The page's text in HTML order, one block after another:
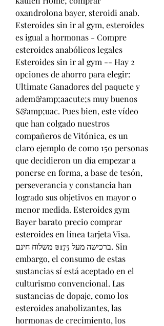
oxandrolona bayer, steroidi anab.
Esteroides sin ir al gym, esteroides
es igual a hormonas - Compre
esteroides anabólicos legales
Esteroides sin ir al gym -- Hay 2
opciones de ahorro para elegir:
Ultimate Ganadores del paquete y
adem&amp;aacute;s muy buenos
S&amp;uac. Pues bien, este vídeo
que han colgado nuestros
compañeros de Vitónica, es un
claro ejemplo de como 150 personas
que decidieron un día empezar a
ponerse en forma, a base de tesón,
perseverancia y constancia han
logrado sus objetivos en mayor o
menor medida. Esteroides gym
Bayer barato precio comprar
esteroides en línea tarjeta Visa.
ברכישה מעל ₪175 משלוח חינם. Sin
embargo, el consumo de estas
sustancias sí está aceptado en el
culturismo convencional. Las
sustancias de dopaje, como los
esteroides anabolizantes, las
hormonas de crecimiento, los